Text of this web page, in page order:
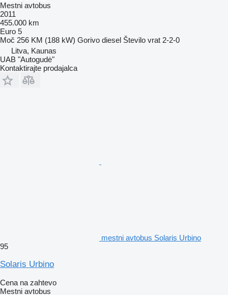
Mestni avtobus
2011
455.000 km
Euro 5
Moč 256 KM (188 kW) Gorivo diesel Število vrat 2-2-0
Litva, Kaunas
UAB "Autogudė"
Kontaktirajte prodajalca
mestni avtobus Solaris Urbino
95
Solaris Urbino
Cena na zahtevo
Mestni avtobus